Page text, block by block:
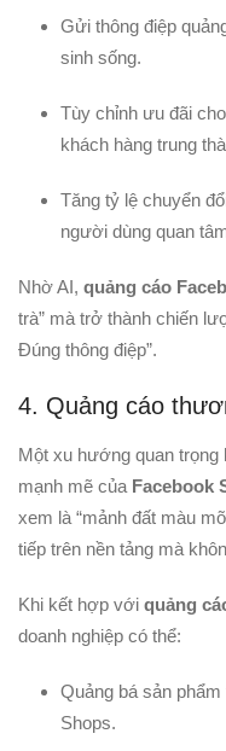
Gửi thông điệp
sinh sống.
Tùy chỉnh ưu đãi
khách hàng trung
Tăng tỷ lệ chuyển
người dùng quan
Nhờ AI, quảng cáo
trà” mà trở thành chiến
Đúng thông điệp”.
4. Quảng cáo
Một xu hướng quan
mạnh mẽ của Facebook
xem là “mảnh đất màu
tiếp trên nền tảng mà
Khi kết hợp với quảng
doanh nghiệp có thể:
Quảng bá sản
Shops.